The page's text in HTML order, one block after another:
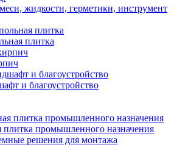
жидкости, герметики, инструмент
плитка
и благоустройство
плитка промышленного назначения